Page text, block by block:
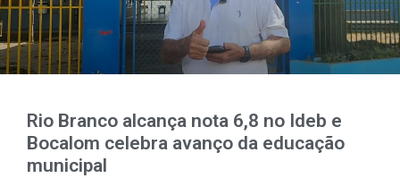
Rio Branco alcança nota 6,8 no Ideb e
Bocalom celebra avanço da educação
municipal